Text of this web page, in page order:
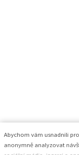
Abychom vám usnadnili
anonymně analyzovat